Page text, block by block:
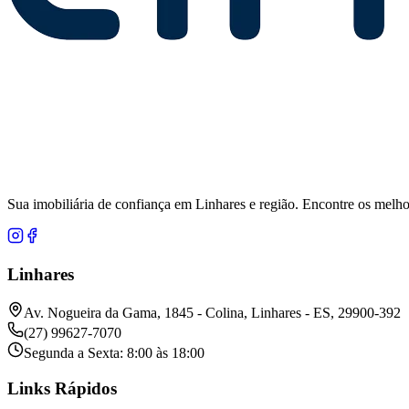
Sua imobiliária de confiança em Linhares e região. Encontre os
Linhares
Av. Nogueira da Gama, 1845 - Colina, Linhares - ES, 29900-392
(27) 99627-7070
Segunda a Sexta: 8:00 às 18:00
Links Rápidos